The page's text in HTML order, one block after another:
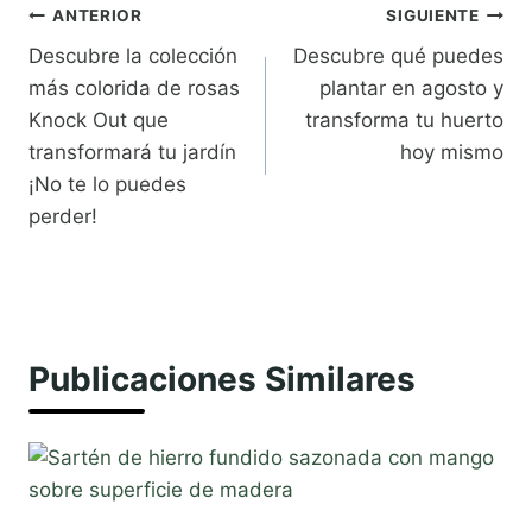
Navegación
de
entradas
ANTERIOR
Descubre la colección
más colorida de rosas
Knock Out que
transformará tu jardín
¡No te lo puedes
perder!
SIGUIENTE
Descubre qué puedes
plantar en agosto y
transforma tu huerto
hoy mismo
Publicaciones Similares